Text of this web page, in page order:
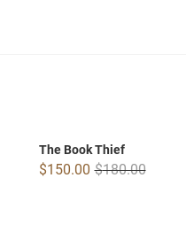
The Book Thief
$180.00Original
$150.00
Current